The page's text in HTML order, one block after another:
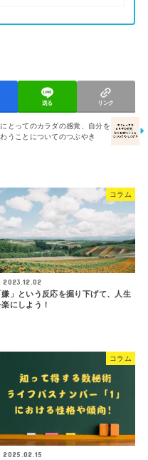
送る リンク
とってのカラダの感覚、自分を
うことについてのつぶやき
コラム
2023.12.02
嫌」という反応を掘り下げて、人生
楽にしよう！
コラム
2025.02.15